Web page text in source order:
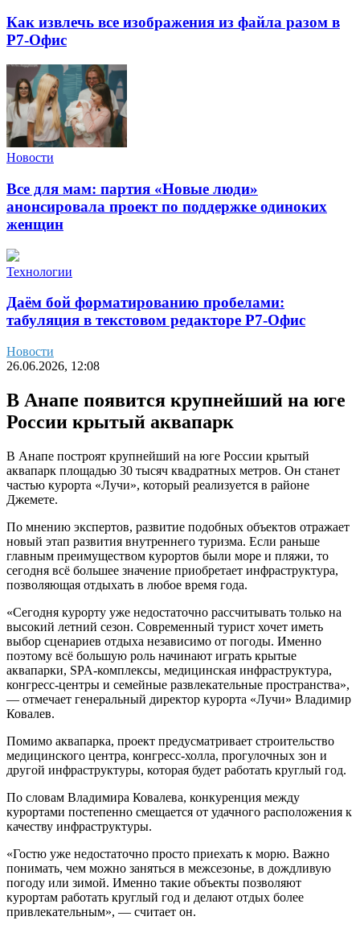
Как извлечь все изображения из файла разом в
Р7-Офис
Новости
Все для мам: партия «Новые люди»
анонсировала проект по поддержке одиноких
женщин
Технологии
Даём бой форматированию пробелами:
табуляция в текстовом редакторе Р7-Офис
Новости
26.06.2026, 12:08
В Анапе появится крупнейший на юге
России крытый аквапарк
В Анапе построят крупнейший на юге России крытый
аквапарк площадью 30 тысяч квадратных метров. Он станет
частью курорта «Лучи», который реализуется в районе
Джемете.
По мнению экспертов, развитие подобных объектов отражает
новый этап развития внутреннего туризма. Если раньше
главным преимуществом курортов были море и пляжи, то
сегодня всё большее значение приобретает инфраструктура,
позволяющая отдыхать в любое время года.
«Сегодня курорту уже недостаточно рассчитывать только на
высокий летний сезон. Современный турист хочет иметь
выбор сценариев отдыха независимо от погоды. Именно
поэтому всё большую роль начинают играть крытые
аквапарки, SPA-комплексы, медицинская инфраструктура,
конгресс-центры и семейные развлекательные пространства»,
— отмечает генеральный директор курорта «Лучи» Владимир
Ковалев.
Помимо аквапарка, проект предусматривает строительство
медицинского центра, конгресс-холла, прогулочных зон и
другой инфраструктуры, которая будет работать круглый год.
По словам Владимира Ковалева, конкуренция между
курортами постепенно смещается от удачного расположения к
качеству инфраструктуры.
«Гостю уже недостаточно просто приехать к морю. Важно
понимать, чем можно заняться в межсезонье, в дождливую
погоду или зимой. Именно такие объекты позволяют
курортам работать круглый год и делают отдых более
привлекательным», — считает он.